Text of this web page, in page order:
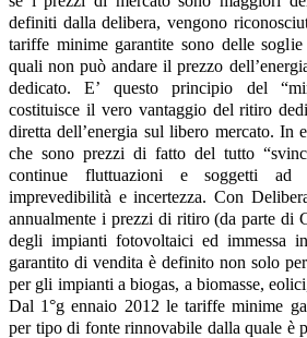
definiti dalla delibera, vengono
tariffe minime garantite sono delle
quali non può andare il prezzo
dedicato. E’ questo principio del
costituisce il vero vantaggio del ritiro
diretta dell’energia sul libero mercato. In
che sono prezzi di fatto del tutto
continue fluttuazioni e soggetti
imprevedibilità e incertezza. Con
annualmente i prezzi di ritiro (da parte di
degli impianti fotovoltaici ed immessa
garantito di vendita è definito non solo
per gli impianti a biogas, a biomasse,
Dal 1°g ennaio 2012 le tariffe minime
per tipo di fonte rinnovabile dalla quale è